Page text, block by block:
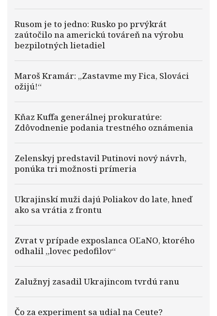
Rusom je to jedno: Rusko po prvýkrát
zaútočilo na americkú továreň na výrobu
bezpilotných lietadiel
Maroš Kramár: „Zastavme my Fica, Slováci
ožijú!“
Kňaz Kuffa generálnej prokuratúre:
Zdôvodnenie podania trestného oznámenia
Zelenskyj predstavil Putinovi nový návrh,
ponúka tri možnosti prímeria
Ukrajinskí muži dajú Poliakov do late, hneď
ako sa vrátia z frontu
Zvrat v prípade exposlanca OĽaNO, ktorého
odhalil „lovec pedofilov“
Zalužnyj zasadil Ukrajincom tvrdú ranu
Čo za experiment sa udial na Ceute?